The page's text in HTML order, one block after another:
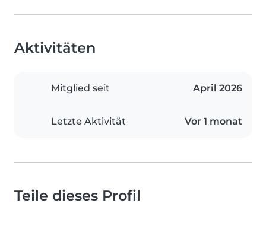
Aktivitäten
Mitglied seit April 2026
Letzte Aktivität Vor 1 monat
Teile dieses Profil